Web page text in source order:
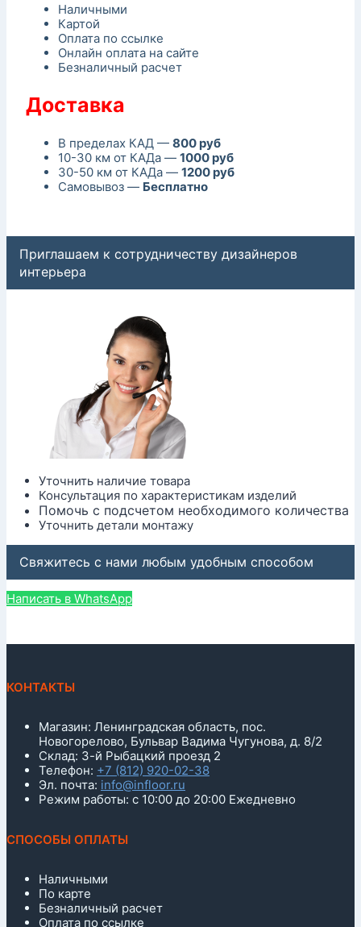
Наличными
Картой
Оплата по ссылке
Онлайн оплата на сайте
Безналичный расчет
Доставка
В пределах КАД — 800 руб
10-30 км от КАДа — 1000 руб
30-50 км от КАДа — 1200 руб
Самовывоз — Бесплатно
Приглашаем к сотрудничеству дизайнеров
интерьера
Уточнить наличие товара
Консультация по характеристикам изделий
Помочь с подсчетом необходимого количества
Уточнить детали монтажу
Свяжитесь с нами любым удобным способом
Написать в WhatsApp
КОНТАКТЫ
Магазин: Ленинградская область, пос.
Новогорелово, Бульвар Вадима Чугунова, д. 8/2
Склад: 3-й Рыбацкий проезд 2
Телефон: +7 (812) 920-02-38
Эл. почта: info@infloor.ru
Режим работы: с 10:00 до 20:00 Ежедневно
СПОСОБЫ ОПЛАТЫ
Наличными
По карте
Безналичный расчет
Оплата по ссылке